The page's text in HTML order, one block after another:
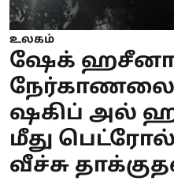
உலகம்
ஷேக்
நேர்காணலை
ஷகிப் அல்
மீது
வீச்சு